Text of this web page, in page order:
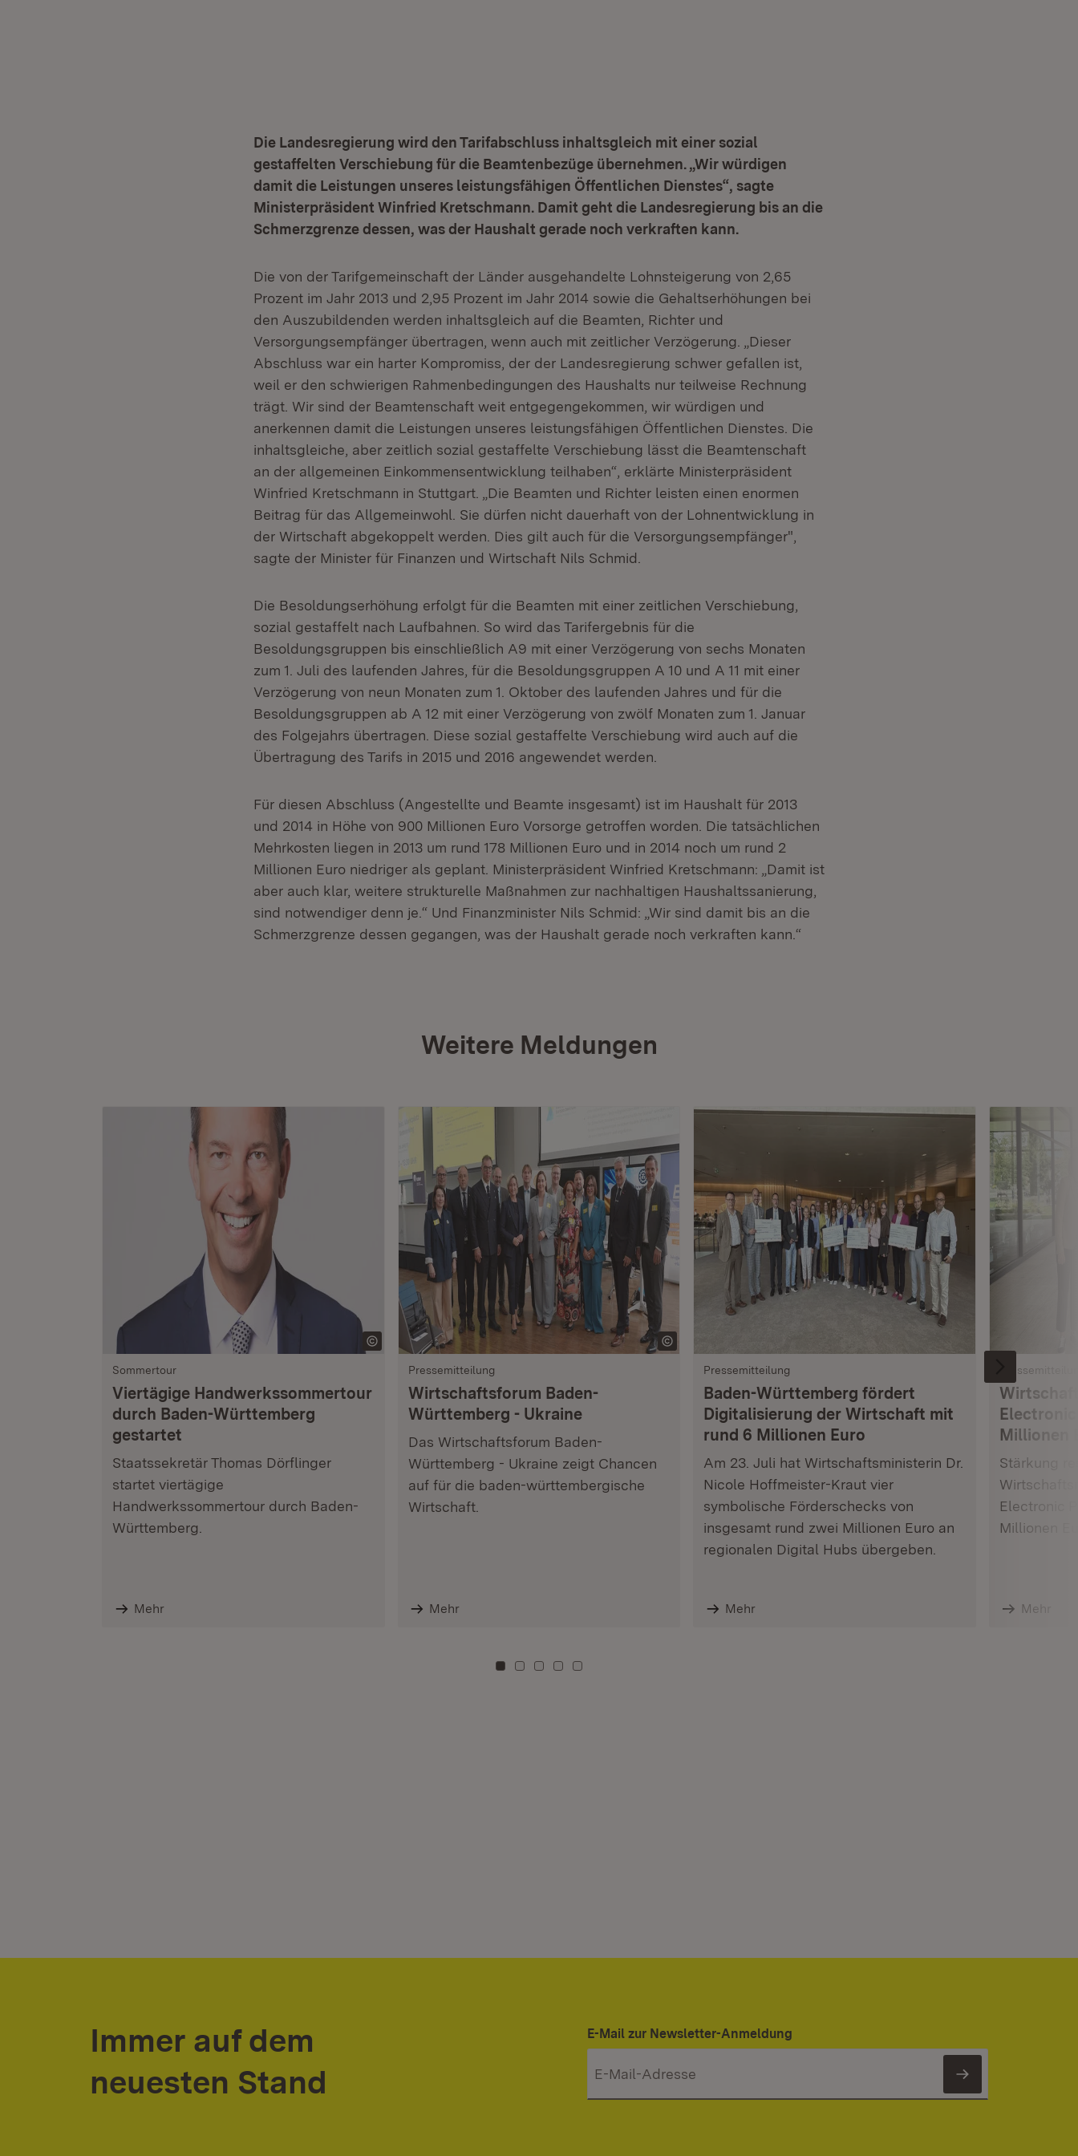
Die Landesregierung wird den Tarifabschluss inhaltsgleich mit einer sozial
gestaffelten Verschiebung für die Beamtenbezüge übernehmen. „Wir würdigen
damit die Leistungen unseres leistungsfähigen Öffentlichen Dienstes“, sagte
Ministerpräsident Winfried Kretschmann. Damit geht die Landesregierung bis an die
Schmerzgrenze dessen, was der Haushalt gerade noch verkraften kann.
Die von der Tarifgemeinschaft der Länder ausgehandelte Lohnsteigerung von 2,65
Prozent im Jahr 2013 und 2,95 Prozent im Jahr 2014 sowie die Gehaltserhöhungen bei
den Auszubildenden werden inhaltsgleich auf die Beamten, Richter und
Versorgungsempfänger übertragen, wenn auch mit zeitlicher Verzögerung. „Dieser
Abschluss war ein harter Kompromiss, der der Landesregierung schwer gefallen ist,
weil er den schwierigen Rahmenbedingungen des Haushalts nur teilweise Rechnung
trägt. Wir sind der Beamtenschaft weit entgegengekommen, wir würdigen und
anerkennen damit die Leistungen unseres leistungsfähigen Öffentlichen Dienstes. Die
inhaltsgleiche, aber zeitlich sozial gestaffelte Verschiebung lässt die Beamtenschaft
an der allgemeinen Einkommensentwicklung teilhaben“, erklärte Ministerpräsident
Winfried Kretschmann in Stuttgart. „Die Beamten und Richter leisten einen enormen
Beitrag für das Allgemeinwohl. Sie dürfen nicht dauerhaft von der Lohnentwicklung in
der Wirtschaft abgekoppelt werden. Dies gilt auch für die Versorgungsempfänger",
sagte der Minister für Finanzen und Wirtschaft Nils Schmid.
Die Besoldungserhöhung erfolgt für die Beamten mit einer zeitlichen Verschiebung,
sozial gestaffelt nach Laufbahnen. So wird das Tarifergebnis für die
Besoldungsgruppen bis einschließlich A9 mit einer Verzögerung von sechs Monaten
zum 1. Juli des laufenden Jahres, für die Besoldungsgruppen A 10 und A 11 mit einer
Verzögerung von neun Monaten zum 1. Oktober des laufenden Jahres und für die
Besoldungsgruppen ab A 12 mit einer Verzögerung von zwölf Monaten zum 1. Januar
des Folgejahrs übertragen. Diese sozial gestaffelte Verschiebung wird auch auf die
Übertragung des Tarifs in 2015 und 2016 angewendet werden.
Für diesen Abschluss (Angestellte und Beamte insgesamt) ist im Haushalt für 2013
und 2014 in Höhe von 900 Millionen Euro Vorsorge getroffen worden. Die tatsächlichen
Mehrkosten liegen in 2013 um rund 178 Millionen Euro und in 2014 noch um rund 2
Millionen Euro niedriger als geplant. Ministerpräsident Winfried Kretschmann: „Damit ist
aber auch klar, weitere strukturelle Maßnahmen zur nachhaltigen Haushaltssanierung,
sind notwendiger denn je.“ Und Finanzminister Nils Schmid: „Wir sind damit bis an die
Schmerzgrenze dessen gegangen, was der Haushalt gerade noch verkraften kann.“
Weitere Meldungen
Sommertour
Viertägige Handwerkssommertour
durch Baden-Württemberg
gestartet
Staatssekretär Thomas Dörflinger
startet viertägige
Handwerkssommertour durch Baden-
Württemberg.
Mehr
Pressemitteilung
Wirtschaftsforum Baden-
Württemberg - Ukraine
Das Wirtschaftsforum Baden-
Württemberg - Ukraine zeigt Chancen
auf für die baden-württembergische
Wirtschaft.
Mehr
Pressemitteilung
Baden-Württemberg fördert
Digitalisierung der Wirtschaft mit
rund 6 Millionen Euro
Am 23. Juli hat Wirtschaftsministerin Dr.
Nicole Hoffmeister-Kraut vier
symbolische Förderschecks von
insgesamt rund zwei Millionen Euro an
regionalen Digital Hubs übergeben.
Mehr
Millionen
Stärkung
Electronic
Millionen
Mehr
Zu Kachel: 0
Zu Kachel: 3
Zu Kachel: 6
Zu Kachel: 9
Zu Kachel: 12
Immer auf dem
neuesten Stand
E-Mail zur Newsletter-Anmeldung
Newsletter